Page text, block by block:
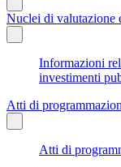
Nuclei di valutazione
Informazioni
investimenti
Atti di
Atti di